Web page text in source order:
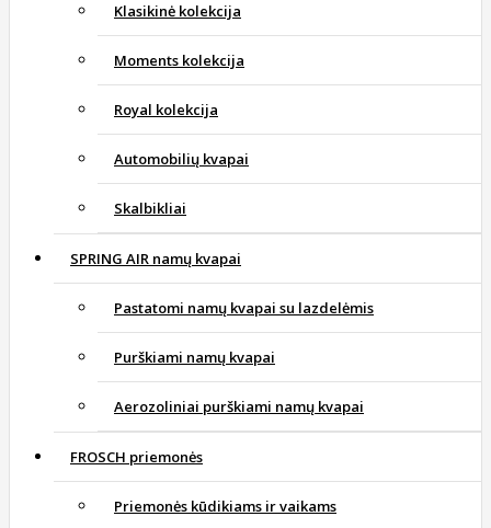
Klasikinė kolekcija
Moments kolekcija
Royal kolekcija
Automobilių kvapai
Skalbikliai
SPRING AIR namų kvapai
Pastatomi namų kvapai su lazdelėmis
Purškiami namų kvapai
Aerozoliniai purškiami namų kvapai
FROSCH priemonės
Priemonės kūdikiams ir vaikams